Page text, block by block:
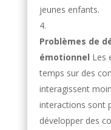
jeunes enfants.
Problèmes de
émotionnel Les
temps sur des
interagissent
interactions sont
développer des